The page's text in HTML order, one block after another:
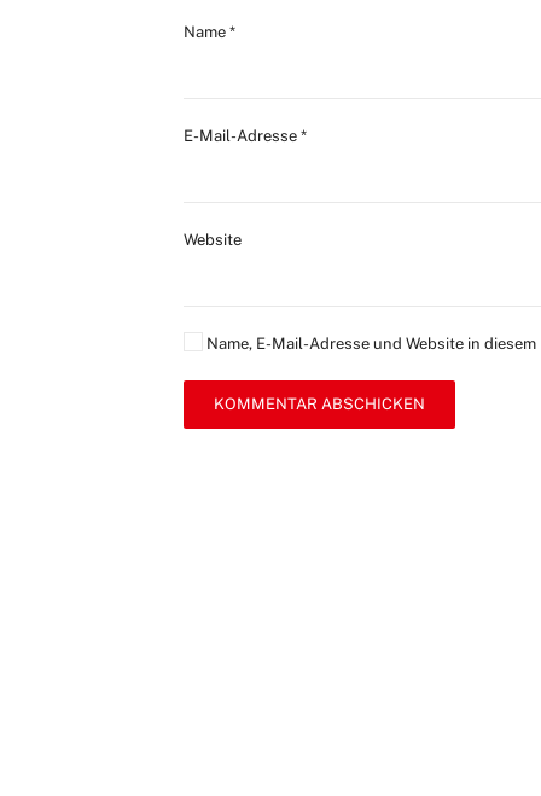
Name *
E-Mail-Adresse *
Website
Name, E-Mail-Adresse und Website in
KOMMENTAR ABSCHICKEN